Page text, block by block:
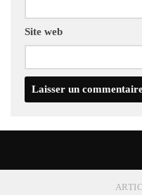
Site web